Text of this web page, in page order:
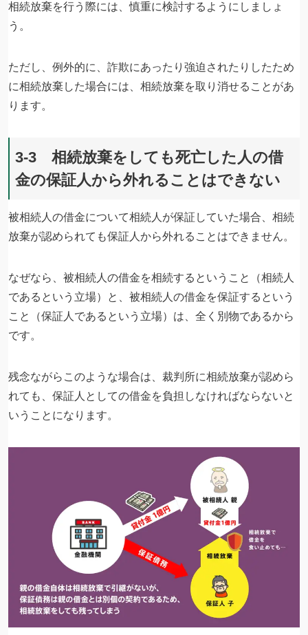
相続放棄を行う際には、慎重に検討するようにしましょ
う。
ただし、例外的に、詐欺にあったり強迫されたりしたため
に相続放棄した場合には、相続放棄を取り消せることがあ
ります。
3-3 相続放棄をしても死亡した人の借
金の保証人から外れることはできない
被相続人の借金について相続人が保証していた場合、相続
放棄が認められても保証人から外れることはできません。
なぜなら、被相続人の借金を相続するということ（相続人
であるという立場）と、被相続人の借金を保証するという
こと（保証人であるという立場）は、全く別物であるから
です。
残念ながらこのような場合は、裁判所に相続放棄が認めら
れても、保証人としての借金を負担しなければならないと
いうことになります。